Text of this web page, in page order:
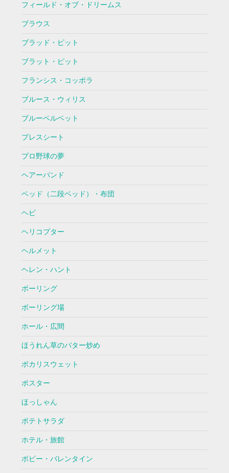
フィールド・オブ・ドリームス
ブラウス
ブラッド・ピット
ブラット・ピット
フランシス・コッポラ
ブルース・ウィリス
ブルーベルベット
プレスシート
プロ野球の夢
ヘアーバンド
ベッド（二段ベッド）・布団
ヘビ
ヘリコプター
ヘルメット
ヘレン・ハント
ボーリング
ボーリング場
ホール・広間
ほうれん草のバター炒め
ポカリスウェット
ポスター
ほっしゃん
ポテトサラダ
ホテル・旅館
ボビー・バレンタイン